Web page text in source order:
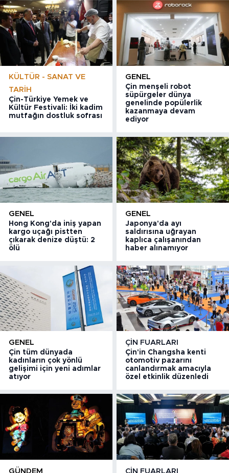
KÜLTÜR - SANAT VE
TARIH
Çin-Türkiye Yemek ve
Kültür Festivali: İki kadim
mutfağın dostluk sofrası
GENEL
Çin menşeli robot
süpürgeler dünya
genelinde popülerlik
kazanmaya devam
ediyor
GENEL
Hong Kong'da iniş yapan
kargo uçağı pistten
çıkarak denize düştü: 2
ölü
GENEL
Japonya'da ayı
saldırısına uğrayan
kaplıca çalışanından
haber alınamıyor
GENEL
Çin tüm dünyada
kadınların çok yönlü
gelişimi için yeni adımlar
atıyor
ÇIN FUARLARI
Çin'in Changsha kenti
otomotiv pazarını
canlandırmak amacıyla
özel etkinlik düzenledi
GÜNDEM ÇIN FUARLARI